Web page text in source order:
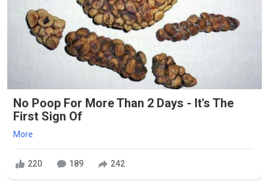
No Poop For More Than 2 Days - It's The
First Sign Of
More
220 189 242